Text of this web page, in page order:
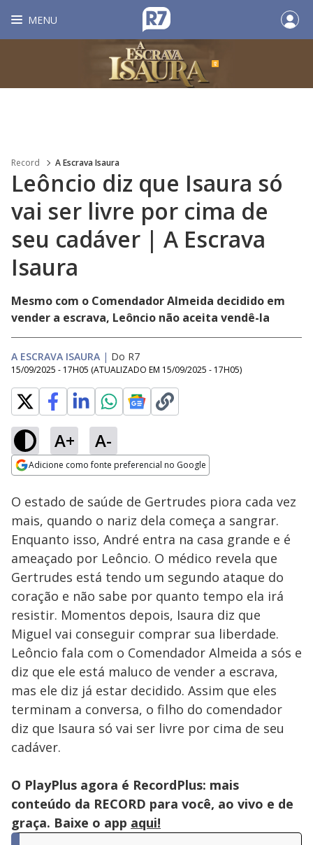
MENU
Record A Escrava Isaura
Leôncio diz que Isaura só
vai ser livre por cima de
seu cadáver | A Escrava
Isaura
Mesmo com o Comendador Almeida decidido em
vender a escrava, Leôncio não aceita vendê-la
A ESCRAVA ISAURA | Do R7
15/09/2025 - 17H05 (ATUALIZADO EM 15/09/2025 - 17H05)
A+ A-
Adicione como fonte preferencial no Google
Ativar
Loaded:
9.06%
O estado de saúde de Gertrudes piora cada vez
mais, quando o nariz dela começa a sangrar.
Enquanto isso, André entra na casa grande e é
ameaçado por Leôncio. O médico revela que
Gertrudes está tendo um segundo ataque do
coração e não sabe por quanto tempo ela irá
resistir. Momentos depois, Isaura diz que
Miguel vai conseguir comprar sua liberdade.
Leôncio fala com o Comendador Almeida a sós e
diz que ele está maluco de vender a escrava,
mas ele diz já estar decidido. Assim que eles
terminam a conversa, o filho do comendador
diz que Isaura só vai ser livre por cima de seu
cadáver.
O PlayPlus agora é RecordPlus: mais
conteúdo da RECORD para você, ao vivo e de
graça. Baixe o app aqui!